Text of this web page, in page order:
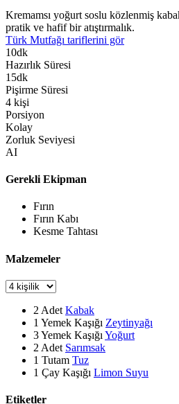
Kremamsı yoğurt soslu közlenmiş
pratik ve hafif bir atıştırmalık.
Türk Mutfağı tariflerini gör
10dk
Hazırlık Süresi
15dk
Pişirme Süresi
4 kişi
Porsiyon
Kolay
Zorluk Seviyesi
AI
Gerekli Ekipman
Fırın
Fırın Kabı
Kesme Tahtası
Malzemeler
2 Adet Kabak
1 Yemek Kaşığı Zeytinyağı
3Yemek Kaşığı Yoğurt
2 Adet Sarımsak
1 Tutam Tuz
1 Çay Kaşığı Limon Suyu
Etiketler